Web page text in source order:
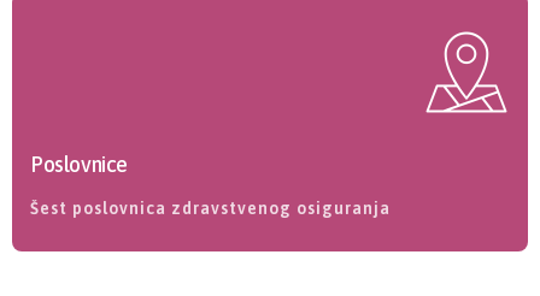
Poslovnice
Šest poslovnica zdravstvenog osiguranja